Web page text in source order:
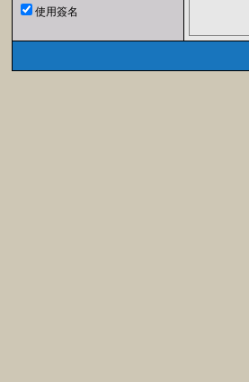
使用簽名